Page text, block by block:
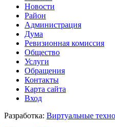
Новости
Район
Администрация
Дума
Ревизионная комиссия
Общество
Услуги
Обращения
Контакты
Карта сайта
Вход
Разработка: Виртуальные